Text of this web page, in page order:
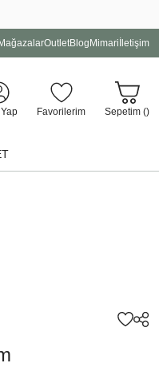
MağazalarOutletBlog Mimari İletişim
Favorilerim Sepetim ()